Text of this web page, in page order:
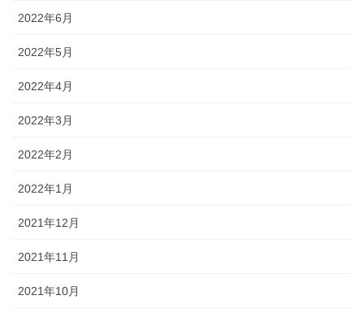
2022年6月
2022年5月
2022年4月
2022年3月
2022年2月
2022年1月
2021年12月
2021年11月
2021年10月